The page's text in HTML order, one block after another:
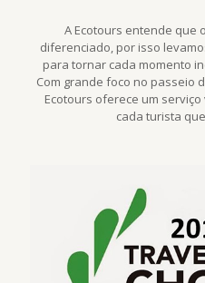
A Ecotours entende que
diferenciado, por isso
para tornar cada momento
Com grande foco no passeio
Ecotours oferece um
cada turista